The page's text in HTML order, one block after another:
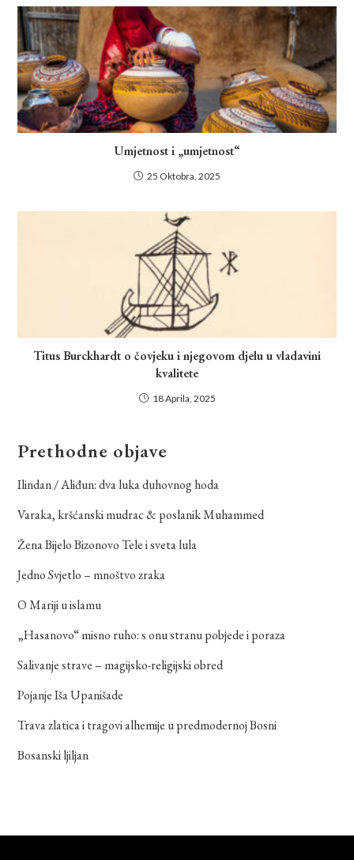
Umjetnost i „umjetnost“
25 Oktobra, 2025
Titus Burckhardt o čovjeku i njegovom djelu u vladavini
kvalitete
18 Aprila, 2025
Prethodne objave
Ilindan / Aliđun: dva luka duhovnog hoda
Varaka, kršćanski mudrac & poslanik Muhammed
Žena Bijelo Bizonovo Tele i sveta lula
Jedno Svjetlo – mnoštvo zraka
O Mariji u islamu
„Hasanovo“ misno ruho: s onu stranu pobjede i poraza
Salivanje strave – magijsko-religijski obred
Pojanje Iša Upanišade
Trava zlatica i tragovi alhemije u predmodernoj Bosni
Bosanski ljiljan